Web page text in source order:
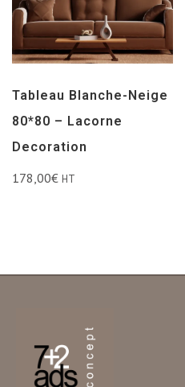
Tableau Blanche-Neige
80*80 – Lacorne
Decoration
178,00€ HT